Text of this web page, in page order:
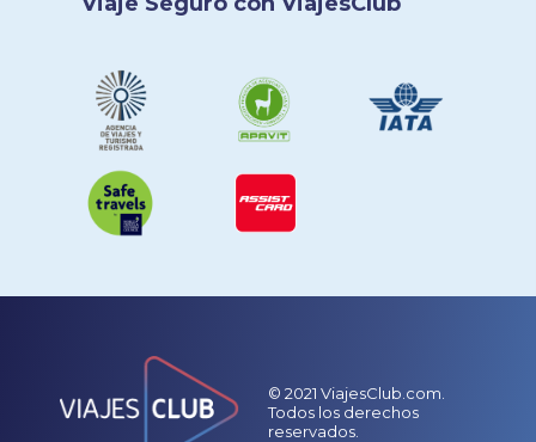
© 2021 ViajesClub.com.
Todos los derechos
reservados.